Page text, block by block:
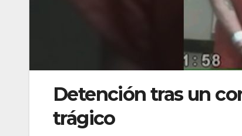
Detención tras un
trágico